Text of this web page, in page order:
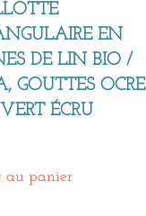
EN
DE LIN BIO /
GOUTTES OCRE
ÉCRU
au panier